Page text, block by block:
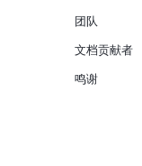
团队
文档贡献者
鸣谢